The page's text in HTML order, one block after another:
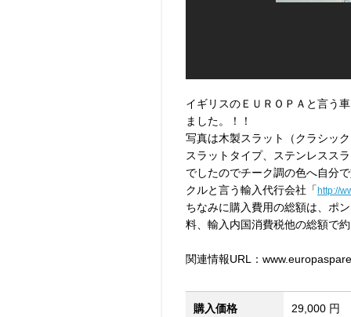
イギリスのＥＵＲＯＰＡと言う
ました。！！
写真は木製スラット（クラシッ
スラットタイプ、ステンレスス
でしたのでチーク調の色へ自分
クルと言う輸入代行会社「 http://
ちなみに購入費用の総額は、ポ
料、輸入内国消費税他の総額で
関連情報URL：
購入価格 29,000 円